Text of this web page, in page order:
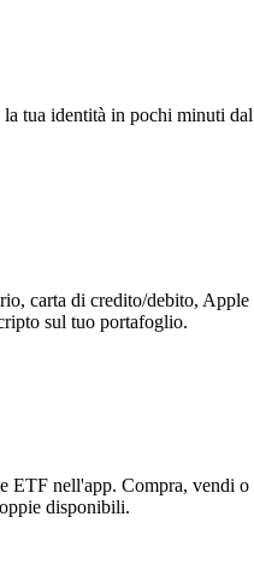
tua identità in pochi minuti dal
carta di credito/debito, Apple
sul tuo portafoglio.
ETF nell'app. Compra, vendi o
disponibili.